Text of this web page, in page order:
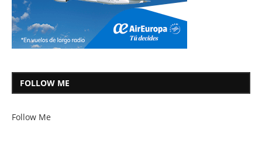
FOLLOW ME
Follow Me